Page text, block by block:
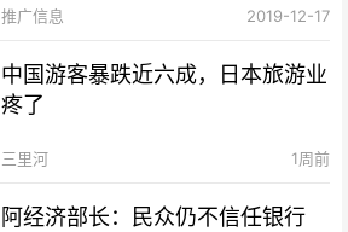
推广信息 2019-12-17
中国游客暴跌近六成，日本旅游业
疼了
三里河 1周前
阿经济部长：民众仍不信任银行